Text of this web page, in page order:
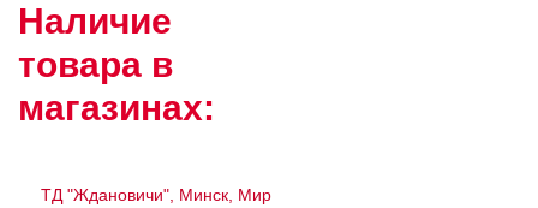
Наличие
товара в
магазинах:
ТД "Ждановичи", Минск, Мир